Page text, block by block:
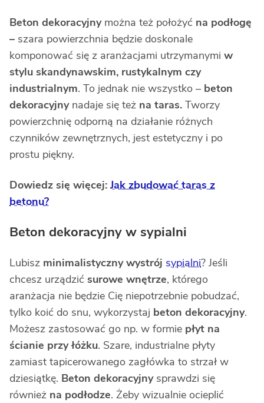
Beton dekoracyjnymożna też położyć na podłogę
– szara powierzchnia będzie doskonale
komponować się z aranżacjami utrzymanymi w
stylu skandynawskim, rustykalnym czy
industrialnym. To jednak nie wszystko – beton
dekoracyjnynadaje się też na taras. Tworzy
powierzchnię odporną na działanie różnych
czynników zewnętrznych, jest estetyczny i po
prostu piękny.
Dowiedz się więcej: Jak zbudować taras z
betonu?
Beton dekoracyjny w sypialni
Lubisz minimalistyczny wystrój sypialni? Jeśli
chcesz urządzić surowe wnętrze, którego
aranżacja nie będzie Cię niepotrzebnie pobudzać,
tylko koić do snu, wykorzystaj beton dekoracyjny.
Możesz zastosować go np. w formie płyt na
ścianie przy łóżku. Szare, industrialne płyty
zamiast tapicerowanego zagłówka to strzał w
dziesiątkę. Beton dekoracyjny sprawdzi się
również na podłodze. Żeby wizualnie ocieplić